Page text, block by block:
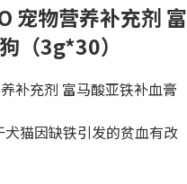
宠物营养补充剂 富
（3g*30）
补充剂 富马酸亚铁补血膏
猫因缺铁引发的贫血有改